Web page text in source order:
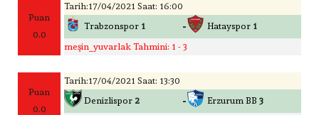
Puan
0.0
Tarih:17/04/2021 Saat: 16:00
Trabzonspor 1 - Hatayspor 1
meşin_yuvarlak Tahmini: 1 - 3
Puan
0.0
Tarih:17/04/2021 Saat: 13:30
Denizlispor 2 - Erzurum BB 3